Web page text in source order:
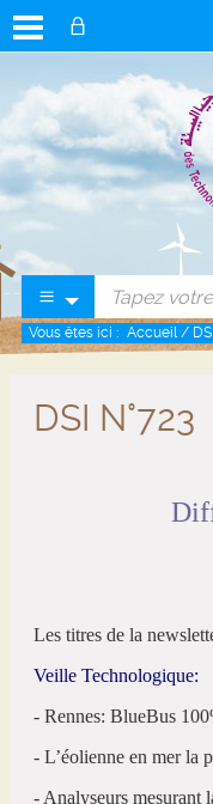
Vous êtes ici : Accueil / DSI
DSI N°723